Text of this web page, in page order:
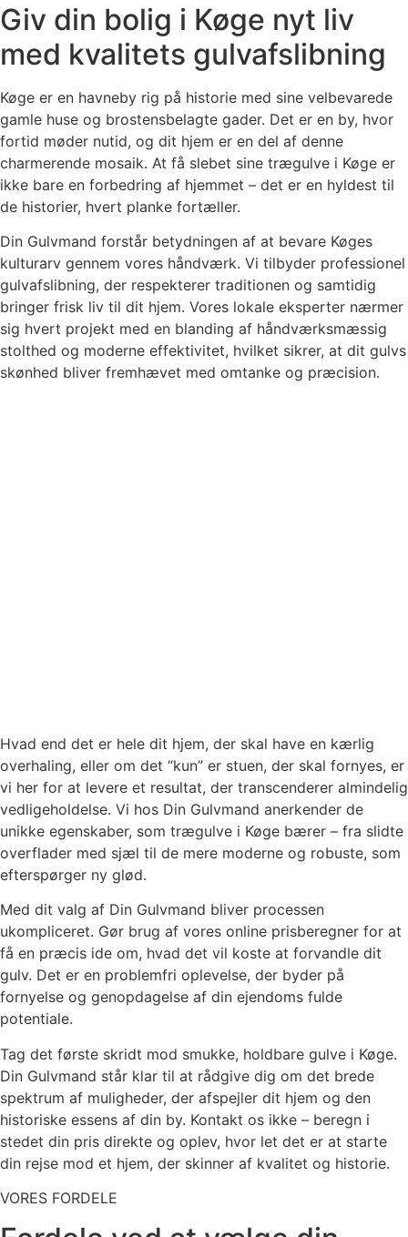
Giv din bolig i Køge nyt liv
med kvalitets gulvafslibning
Køge er en havneby rig på historie med sine velbevarede
gamle huse og brostensbelagte gader. Det er en by, hvor
fortid møder nutid, og dit hjem er en del af denne
charmerende mosaik. At få slebet sine trægulve i Køge er
ikke bare en forbedring af hjemmet – det er en hyldest til
de historier, hvert planke fortæller.
Din Gulvmand forstår betydningen af at bevare Køges
kulturarv gennem vores håndværk. Vi tilbyder professionel
gulvafslibning, der respekterer traditionen og samtidig
bringer frisk liv til dit hjem. Vores lokale eksperter nærmer
sig hvert projekt med en blanding af håndværksmæssig
stolthed og moderne effektivitet, hvilket sikrer, at dit gulvs
skønhed bliver fremhævet med omtanke og præcision.
Hvad end det er hele dit hjem, der skal have en kærlig
overhaling, eller om det “kun” er stuen, der skal fornyes, er
vi her for at levere et resultat, der transcenderer almindelig
vedligeholdelse. Vi hos Din Gulvmand anerkender de
unikke egenskaber, som trægulve i Køge bærer – fra slidte
overflader med sjæl til de mere moderne og robuste, som
efterspørger ny glød.
Med dit valg af Din Gulvmand bliver processen
ukompliceret. Gør brug af vores online prisberegner for at
få en præcis ide om, hvad det vil koste at forvandle dit
gulv. Det er en problemfri oplevelse, der byder på
fornyelse og genopdagelse af din ejendoms fulde
potentiale.
Tag det første skridt mod smukke, holdbare gulve i Køge.
Din Gulvmand står klar til at rådgive dig om det brede
spektrum af muligheder, der afspejler dit hjem og den
historiske essens af din by. Kontakt os ikke – beregn i
stedet din pris direkte og oplev, hvor let det er at starte
din rejse mod et hjem, der skinner af kvalitet og historie.
VORES FORDELE